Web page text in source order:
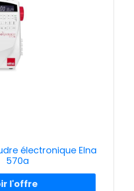
électronique Elna
570a